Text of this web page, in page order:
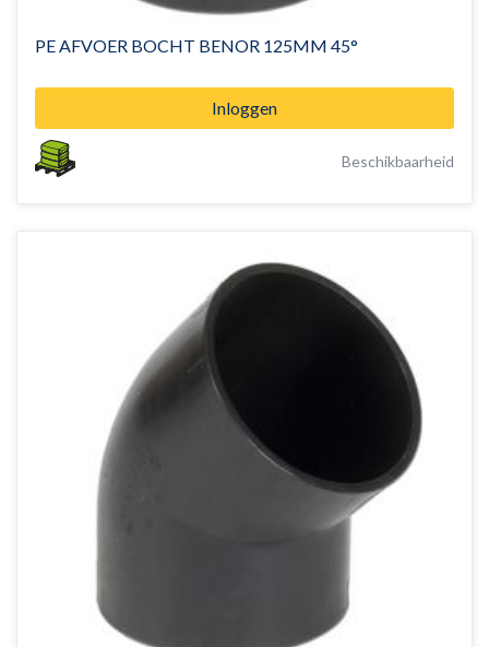
PE AFVOER BOCHT BENOR 125MM 45°
Inloggen
Beschikbaarheid